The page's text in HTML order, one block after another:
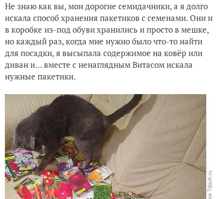
Не знаю как вы, мои дорогие семидачники, а я долго
искала способ хранения пакетиков с семенами. Они и
в коробке из-под обуви хранились и просто в мешке,
но каждый раз, когда мне нужно было что-то найти
для посадки, я высыпала содержимое на ковёр или
диван и… вместе с ненаглядным Витасом искала
нужные пакетики.